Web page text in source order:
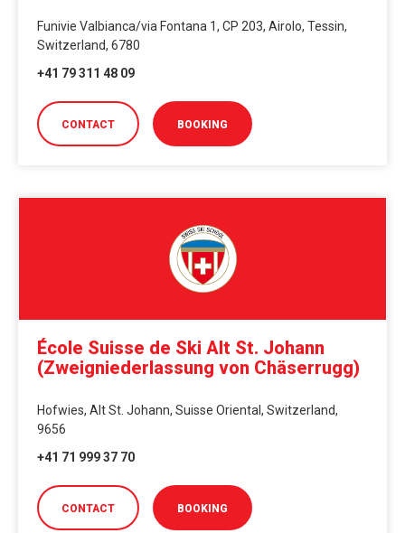
Funivie Valbianca/via Fontana 1, CP 203, Airolo, Tessin,
Switzerland, 6780
+41 79 311 48 09
CONTACT BOOKING
École Suisse de Ski Alt St. Johann
(Zweigniederlassung von Chäserrugg)
Hofwies, Alt St. Johann, Suisse Oriental, Switzerland,
9656
+41 71 999 37 70
CONTACT BOOKING